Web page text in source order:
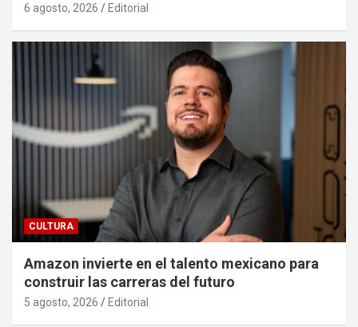
6 agosto, 2026 Editorial
CULTURA
Amazon invierte en el talento mexicano para
construir las carreras del futuro
5 agosto, 2026 Editorial